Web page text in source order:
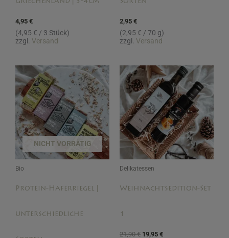
4,95 €
(4,95 € / 3 Stück)
zzgl. Versand
2,95 €
(2,95 € / 70 g)
zzgl. Versand
NICHT VORRÄTIG
Bio
Protein-Haferriegel |
unterschiedliche
Delikatessen
Weihnachtsedition-Set
1
21,90€
Ursprünglicher
Preis
war:
21,90 €
19,95 €
Aktueller
Preis
ist:
19,95 €.